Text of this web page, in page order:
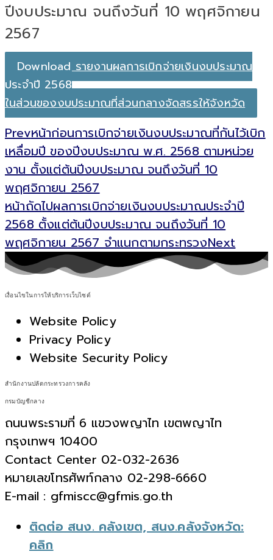
ปีงบประมาณ จนถึงวันที่ 10 พฤศจิกายน
2567
Download รายงานผลการเบิกจ่ายเงินงบประมาณ
ประจำปี 2568
ในส่วนของงบประมาณที่ส่วนกลางจัดสรรให้จังหวัด
Prevหน้าก่อนการเบิกจ่ายเงินงบประมาณที่กันไว้เบิก
เหลื่อมปี ของปีงบประมาณ พ.ศ. 2568 ตามหน่วย
งาน ตั้งแต่ต้นปีงบประมาณ จนถึงวันที่ 10
พฤศจิกายน 2567
หน้าถัดไปผลการเบิกจ่ายเงินงบประมาณประจำปี
2568 ตั้งแต่ต้นปีงบประมาณ จนถึงวันที่ 10
พฤศจิกายน 2567 จำแนกตามกระทรวงNext
เงื่อนไขในการให้บริการเว็บไซต์
Website Policy
Privacy Policy
Website Security Policy
สำนักงานปลัดกระทรวงการคลัง
กรมบัญชีกลาง
ถนนพระรามที่ 6 แขวงพญาไท เขตพญาไท
กรุงเทพฯ 10400
Contact Center 02-032-2636
หมายเลขโทรศัพท์กลาง 02-298-6660
E-mail : gfmiscc@gfmis.go.th
ติดต่อ สนง. คลังเขต, สนง.คลังจังหวัด:
คลิก